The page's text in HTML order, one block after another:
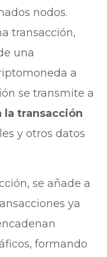
nodos.
transacción,
una
a
se transmite a
la transacción
y otros datos
se añade a
ya
formando